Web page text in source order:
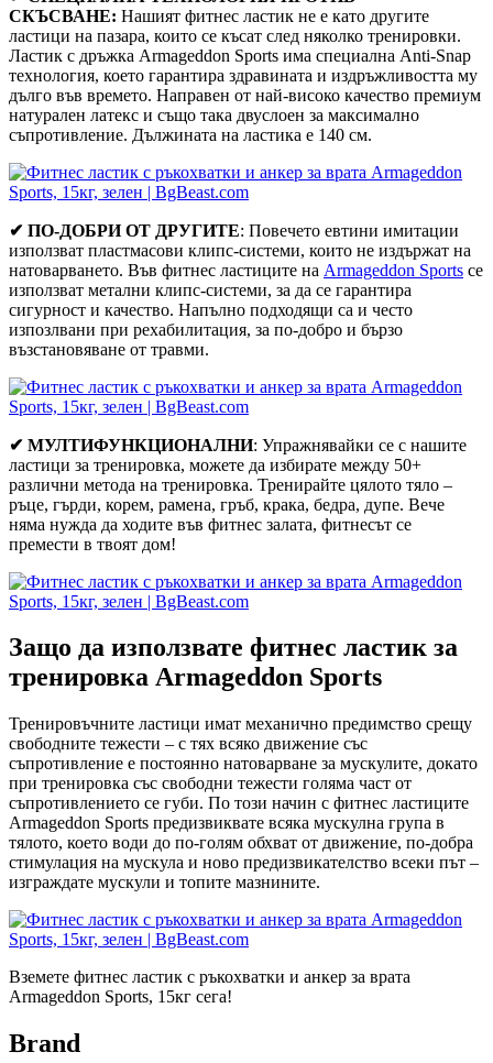
СКЪСВАНЕ: Нашият фитнес ластик не е като другите
ластици на пазара, които се късат след няколко тренировки.
Ластик с дръжка Armageddon Sports има специална Anti-Snap
технология, което гарантира здравината и издръжливостта му
дълго във времето. Направен от най-високо качество премиум
натурален латекс и също така двуслоен за максимално
съпротивление. Дължината на ластика е 140 см.
✔ ПО-ДОБРИ ОТ ДРУГИТЕ: Повечето евтини имитации
използват пластмасови клипс-системи, които не издържат на
натоварването. Във фитнес ластиците на Armageddon Sports се
използват метални клипс-системи, за да се гарантира
сигурност и качество. Напълно подходящи са и често
изпозлвани при рехабилитация, за по-добро и бързо
възстановяване от травми.
✔ МУЛТИФУНКЦИОНАЛНИ: Упражнявайки се с нашите
ластици за тренировка, можете да избирате между 50+
различни метода на тренировка. Тренирайте цялото тяло –
ръце, гърди, корем, рамена, гръб, крака, бедра, дупе. Вече
няма нужда да ходите във фитнес залата, фитнесът се
премести в твоят дом!
Защо да използвате фитнес ластик за
тренировка Armageddon Sports
Тренировъчните ластици имат механично предимство срещу
свободните тежести – с тях всяко движение със
съпротивление е постоянно натоварване за мускулите, докато
при тренировка със свободни тежести голяма част от
съпротивлението се губи. По този начин с фитнес ластиците
Armageddon Sports предизвиквате всяка мускулна група в
тялото, което води до по-голям обхват от движение, по-добра
стимулация на мускула и ново предизвикателство всеки път –
изграждате мускули и топите мазнините.
Вземете фитнес ластик с ръкохватки и анкер за врата
Armageddon Sports, 15кг сега!
Brand